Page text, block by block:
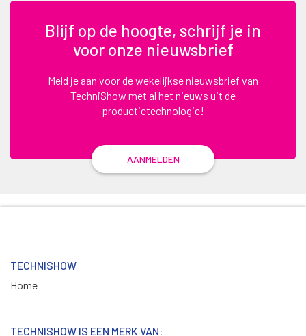
Blijf op de hoogte, schrijf je in
voor onze nieuwsbrief
Meld je aan voor de wekelijkse nieuwsbrief van
TechniShow met al het nieuws uit de
productietechnologie!
AANMELDEN
TECHNISHOW
Home
TECHNISHOW IS EEN MERK VAN: